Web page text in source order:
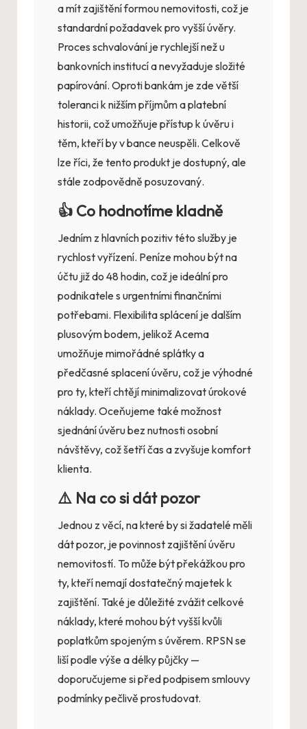
a mít zajištění formou nemovitosti, což je
standardní požadavek pro vyšší úvěry.
Proces schvalování je rychlejší než u
bankovních institucí a nevyžaduje složité
papírování. Oproti bankám je zde větší
toleranci k nižším příjmům a platební
historii, což umožňuje přístup k úvěru i
těm, kteří by v bance neuspěli. Celkově
lze říci, že tento produkt je dostupný, ale
stále zodpovědně posuzovaný.
👍 Co hodnotíme kladně
Jedním z hlavních pozitiv této služby je
rychlost vyřízení. Peníze mohou být na
účtu již do 48 hodin, což je ideální pro
podnikatele s urgentními finančními
potřebami. Flexibilita splácení je dalším
plusovým bodem, jelikož Acema
umožňuje mimořádné splátky a
předčasné splacení úvěru, což je výhodné
pro ty, kteří chtějí minimalizovat úrokové
náklady. Oceňujeme také možnost
sjednání úvěru bez nutnosti osobní
návštěvy, což šetří čas a zvyšuje komfort
klienta.
⚠️ Na co si dát pozor
Jednou z věcí, na které by si žadatelé měli
dát pozor, je povinnost zajištění úvěru
nemovitostí. To může být překážkou pro
ty, kteří nemají dostatečný majetek k
zajištění. Také je důležité zvážit celkové
náklady, které mohou být vyšší kvůli
poplatkům spojeným s úvěrem. RPSN se
liší podle výše a délky půjčky —
doporučujeme si před podpisem smlouvy
podmínky pečlivě prostudovat.